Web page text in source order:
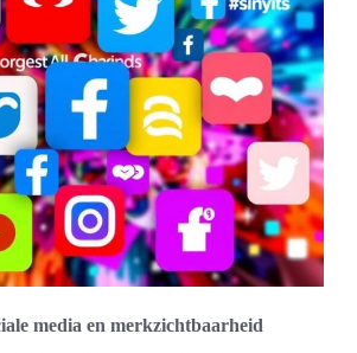
media en merkzichtbaarheid